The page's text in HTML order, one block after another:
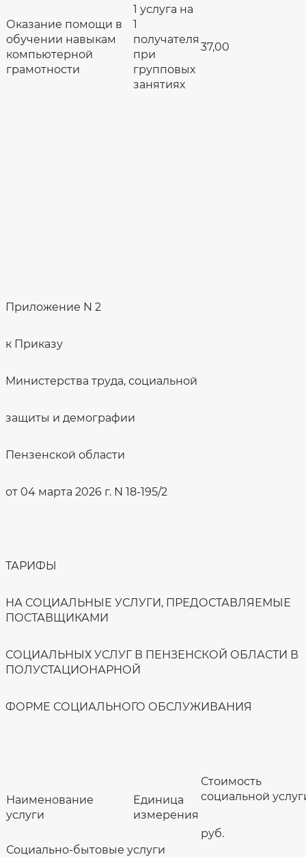
Оказание помощи в
обучении навыкам
компьютерной
грамотности
1 услуга на
1
получателя
при
групповых
занятиях
37,00
Приложение N 2
к Приказу
Министерства труда, социальной
защиты и демографии
Пензенской области
от 04 марта 2026 г. N 18-195/2
ТАРИФЫ
НА СОЦИАЛЬНЫЕ УСЛУГИ, ПРЕДОСТАВЛЯЕМЫЕ
ПОСТАВЩИКАМИ
СОЦИАЛЬНЫХ УСЛУГ В ПЕНЗЕНСКОЙ ОБЛАСТИ В
ПОЛУСТАЦИОНАРНОЙ
ФОРМЕ СОЦИАЛЬНОГО ОБСЛУЖИВАНИЯ
Наименование
услуги
Единица
измерения
Стоимость
социальной
руб.
Социально-бытовые услуги